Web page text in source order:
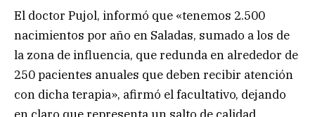
El doctor Pujol, informó que «tenemos 2.500
nacimientos por año en Saladas, sumado a los de
la zona de influencia, que redunda en alrededor de
250 pacientes anuales que deben recibir atención
con dicha terapia», afirmó el facultativo, dejando